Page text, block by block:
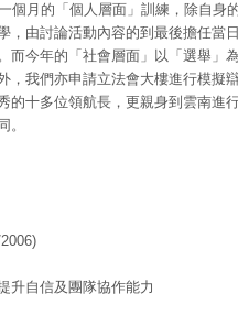
個月的「個人層面」訓練，除自身
，由討論活動內容的到最後擔任當
而今年的「社會層面」以「選舉」
，我們亦申請立法會大樓進行模擬
的十多位領航長，更親身到雲南進
。
升自信及團隊協作能力